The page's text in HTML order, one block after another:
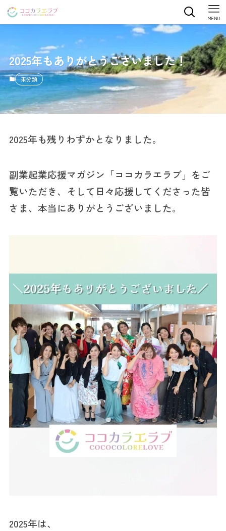
MENU
2025年もありがとうございました！
未分類
2025年も残りわずかとなりました。
副業起業応援マガジン「ココカラエラブ」をご
覧いただき、そして日々応援してくださった皆
さま、本当にありがとうございました。
2025年は、